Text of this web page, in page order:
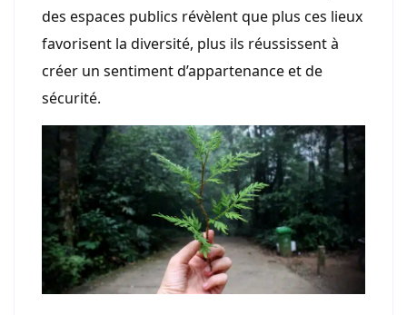
des espaces publics révèlent que plus ces lieux
favorisent la diversité, plus ils réussissent à
créer un sentiment d’appartenance et de
sécurité.